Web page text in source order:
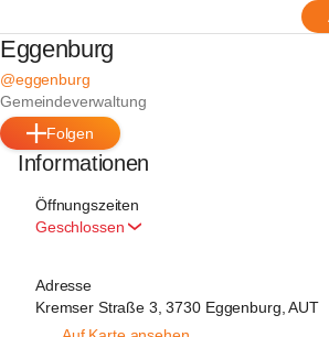
Eggenburg
@eggenburg
Gemeindeverwaltung
Folgen
Informationen
Öffnungszeiten
Geschlossen
Adresse
Kremser Straße 3, 3730 Eggenburg, AUT